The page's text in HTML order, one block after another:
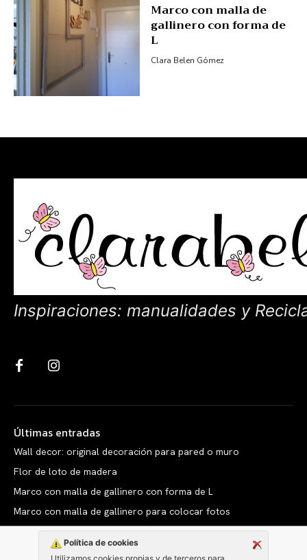
Política de cookies
Marco con malla de
gallinero con forma de
L
Clara Belen Gómez
Inspiraciones: manualidades y
Últimas entradas
Wall decor: original decoración para pared o muro
Flor de loto de madera
Marco con malla de gallinero con forma de L
Marco con malla de gallinero para colocar fotos